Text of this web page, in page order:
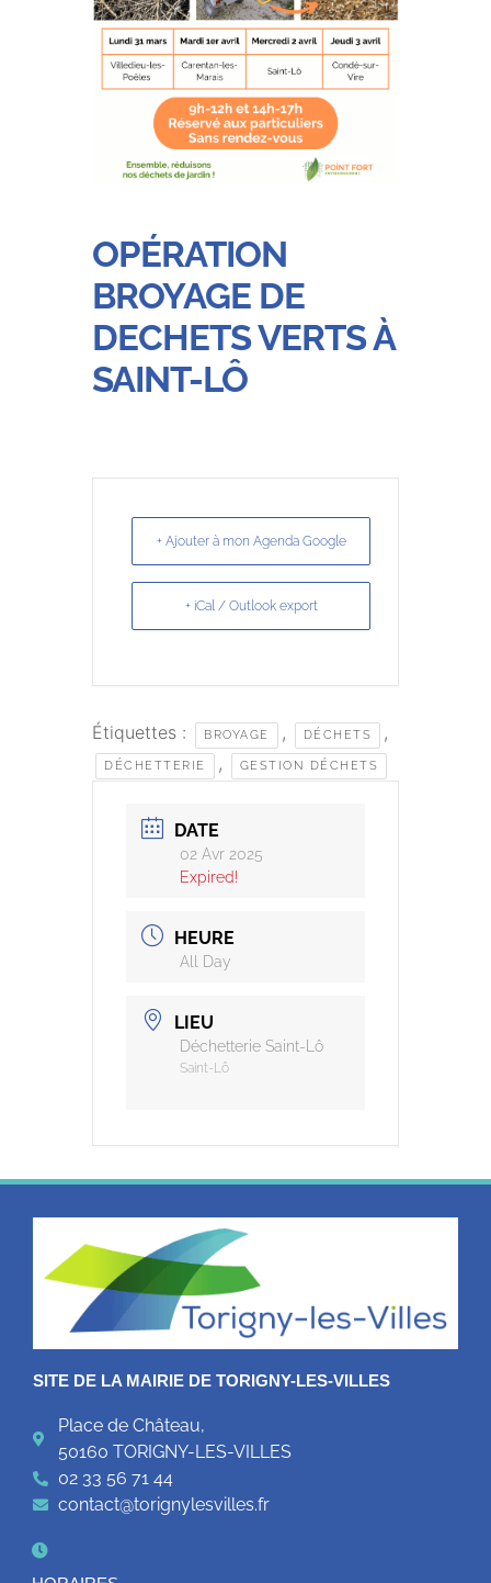
OPÉRATION
BROYAGE DE
DECHETS VERTS À
SAINT-LÔ
+ Ajouter à mon Agenda Google
+ iCal / Outlook export
Étiquettes : BROYAGE , DÉCHETS ,
DÉCHETTERIE , GESTION DÉCHETS
DATE
02 Avr 2025
Expired!
HEURE
All Day
LIEU
Déchetterie Saint-Lô
Saint-Lô
SITE DE LA MAIRIE DE TORIGNY-LES-VILLES
Place de Château,
50160 TORIGNY-LES-VILLES
02 33 56 71 44
contact@torignylesvilles.fr